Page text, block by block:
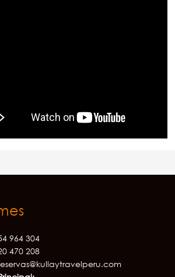
964 304
470 208